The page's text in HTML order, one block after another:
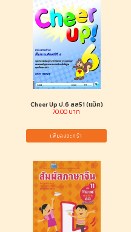
Cheer Up ป.6 ลส51 (แม็ค)
70.00 บาท
เพิ่มลงตะกร้า